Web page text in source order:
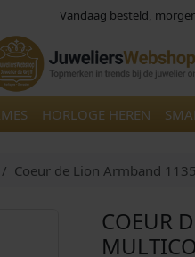
Vandaag besteld,
HORLOGE HEREN
Coeur de Lion Armband
COEUR